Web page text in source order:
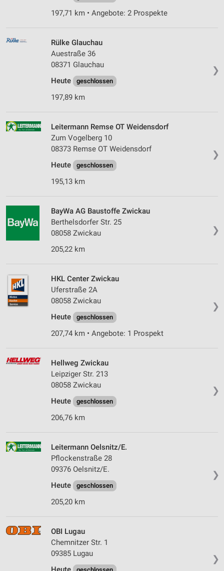
197,71 km • Angebote: 2 Prospekte
❯
Rülke Glauchau
Auestraße 36
08371 Glauchau
Heute
geschlossen
197,89 km
❯
Leitermann Remse OT Weidensdorf
Zum Vogelberg 10
08373 Remse OT Weidensdorf
Heute
geschlossen
195,13 km
❯
BayWa AG Baustoffe Zwickau
Berthelsdorfer Str. 25
08058 Zwickau
205,22 km
❯
HKL Center Zwickau
Uferstraße 2A
08058 Zwickau
Heute
geschlossen
207,74 km • Angebote: 1 Prospekt
❯
Hellweg Zwickau
Leipziger Str. 213
08058 Zwickau
Heute
geschlossen
206,76 km
❯
Leitermann Oelsnitz/E.
Pflockenstraße 28
09376 Oelsnitz/E.
Heute
geschlossen
205,20 km
❯
OBI Lugau
Chemnitzer Str. 1
09385 Lugau